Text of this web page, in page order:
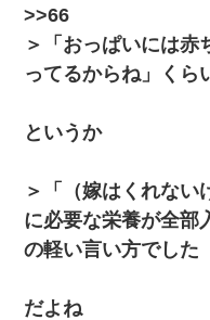
>>66
＞「おっぱいには赤
ってるからね」くら
というか
＞「（嫁はくれない
に必要な栄養が全部
の軽い言い方でした
だよね